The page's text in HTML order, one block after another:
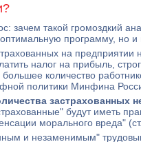
зачем такой громоздкий
программу, но
на
налог на прибыль,
большее количество
политики Минфина
будут иметь
морального вреда"
и незаменимым"